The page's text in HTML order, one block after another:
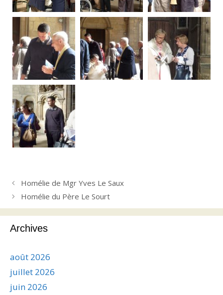
Homélie de Mgr Yves Le Saux
Homélie du Père Le Sourt
Archives
août 2026
juillet 2026
juin 2026